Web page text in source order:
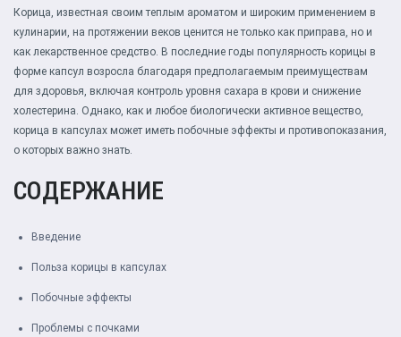
Корица, известная своим теплым ароматом и широким применением в
кулинарии, на протяжении веков ценится не только как приправа, но и
как лекарственное средство. В последние годы популярность корицы в
форме капсул возросла благодаря предполагаемым преимуществам
для здоровья, включая контроль уровня сахара в крови и снижение
холестерина. Однако, как и любое биологически активное вещество,
корица в капсулах может иметь побочные эффекты и противопоказания,
о которых важно знать.
СОДЕРЖАНИЕ
Введение
Польза корицы в капсулах
Побочные эффекты
Проблемы с почками